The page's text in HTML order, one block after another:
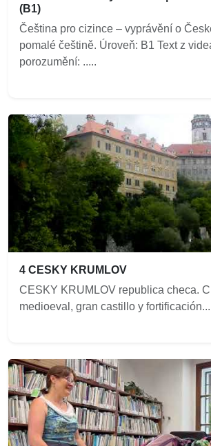
(B1)
Čeština pro cizince – vyprávění o
pomalé češtině. Úroveň: B1 Text z
porozumění: .....
4 CESKY KRUMLOV
CESKY KRUMLOV republica checa.
medioeval, gran castillo y